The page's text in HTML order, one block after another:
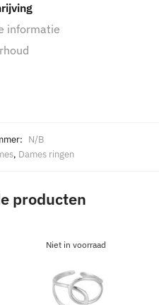
informatie
N/B
, Dames ringen
producten
Niet in voorraad